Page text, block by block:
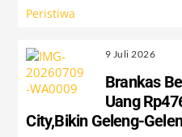
Peristiwa
9 Juli 2026
Brankas
Uang
City,Bikin Geleng-